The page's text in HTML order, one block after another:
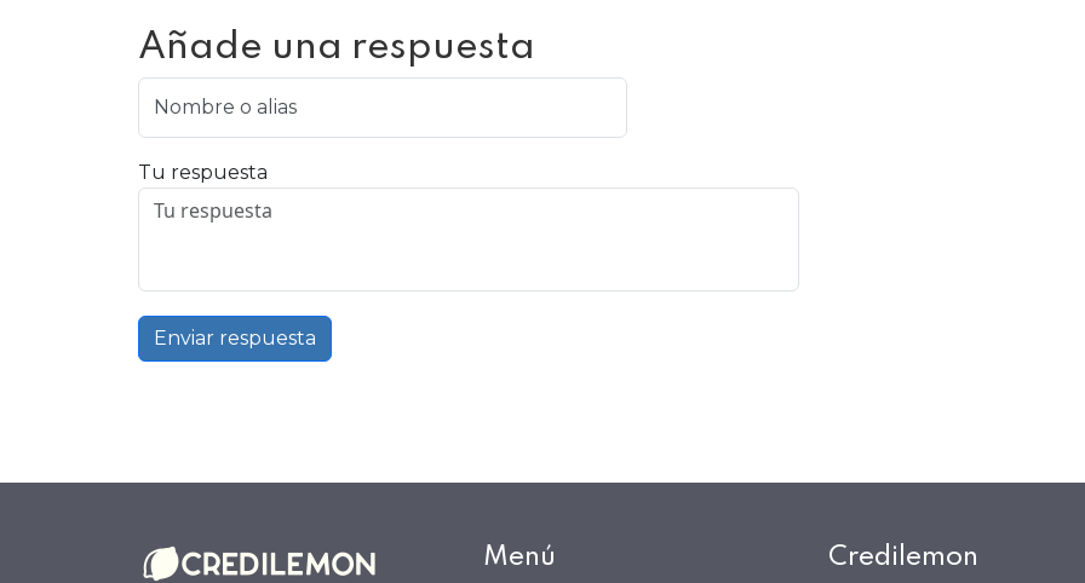
Añade una respuesta
Nombre o alias
Tu respuesta
Enviar respuesta
Menú Credilemon